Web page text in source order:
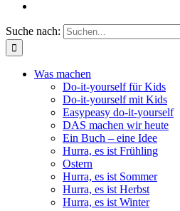
Suche nach:
Was machen
Do-it-yourself für Kids
Do-it-yourself mit Kids
Easypeasy do-it-yourself
DAS machen wir heute
Ein Buch – eine Idee
Hurra, es ist Frühling
Ostern
Hurra, es ist Sommer
Hurra, es ist Herbst
Hurra, es ist Winter